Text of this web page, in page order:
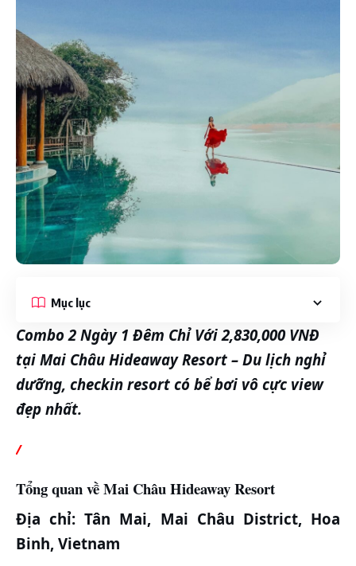
Mục lục
Combo 2 Ngày 1 Đêm Chỉ Với 2,830,000 VNĐ
tại Mai Châu Hideaway Resort – Du lịch nghỉ
dưỡng, checkin resort có bể bơi vô cực view
đẹp nhất.
/
Tổng quan về Mai Châu Hideaway Resort
Địa chỉ: Tân Mai, Mai Châu District, Hoa
Binh, Vietnam